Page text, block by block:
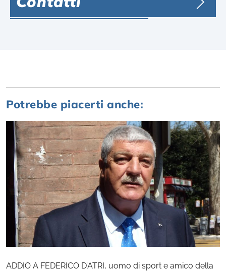
Potrebbe piacerti anche:
ADDIO A FEDERICO D’ATRI, uomo di sport e amico della